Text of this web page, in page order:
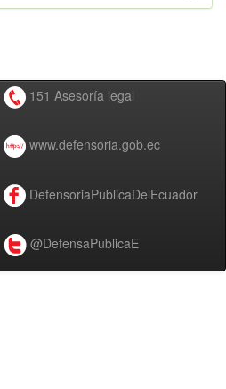
151 Asesoría legal
www.defensoria.gob.ec
DefensoriaPublicaDelEcuador
@DefensaPublicaE